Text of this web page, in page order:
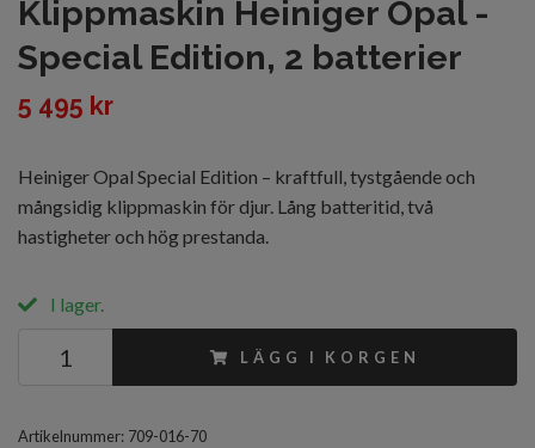
Klippmaskin Heiniger Opal -
Special Edition, 2 batterier
5 495 kr
Heiniger Opal Special Edition – kraftfull, tystgående och
mångsidig klippmaskin för djur. Lång batteritid, två
hastigheter och hög prestanda.
I lager.
LÄGG I KORGEN
Artikelnummer: 709-016-70